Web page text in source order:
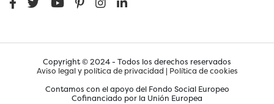
Copyright © 2024 - Todos los derechos reservados
Aviso legal y política de privacidad | Política de cookies
Contamos con el apoyo del Fondo Social Europeo
Cofinanciado por la Unión Europea